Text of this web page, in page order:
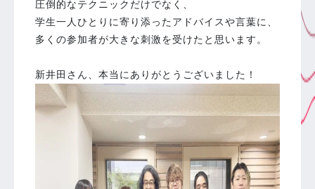
圧倒的なテクニックだけでなく、
学生一人ひとりに寄り添ったアドバイスや言葉に、
多くの参加者が大きな刺激を受けたと思います。
新井田さん、本当にありがとうございました！